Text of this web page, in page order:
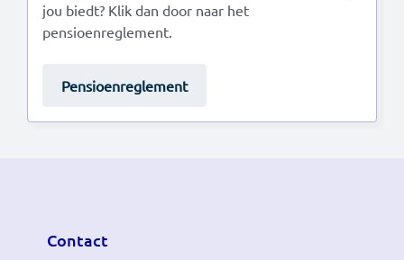
jou biedt? Klik dan door naar het
pensioenreglement.
Pensioenreglement
Contact